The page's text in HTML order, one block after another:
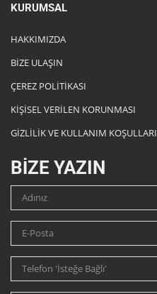
KURUMSAL
HAKKIMIZDA
BİZE ULAŞIN
ÇEREZ POLİTİKASI
KİŞİSEL VERİLEN KORUNMASI
GİZLİLİK VE KULLANIM KOŞULLARI
BİZE YAZIN